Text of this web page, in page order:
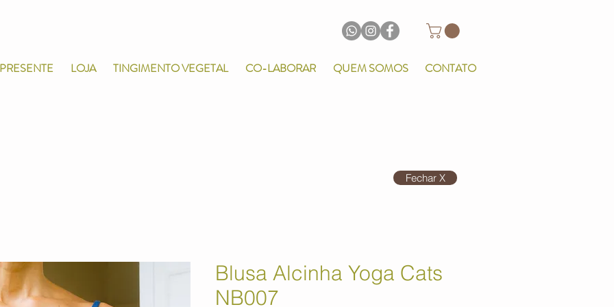
LOJA TINGIMENTO VEGETAL CO-LABORAR QUEM SOMOS CONTATO
Blusa Alcinha Yoga Cats
NB007
Fechar X